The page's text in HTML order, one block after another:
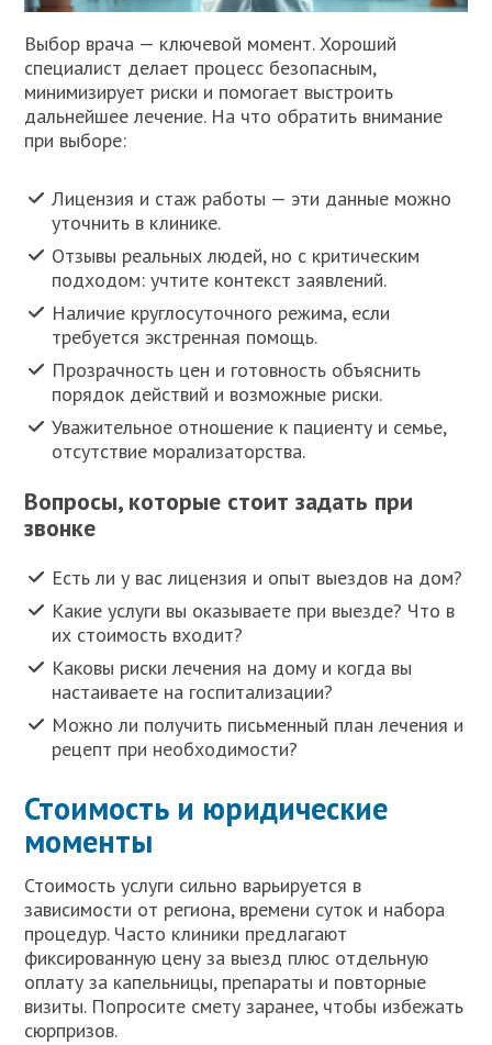
Выбор врача — ключевой момент. Хороший
специалист делает процесс безопасным,
минимизирует риски и помогает выстроить
дальнейшее лечение. На что обратить внимание
при выборе:
Лицензия и стаж работы — эти данные можно
уточнить в клинике.
Отзывы реальных людей, но с критическим
подходом: учтите контекст заявлений.
Наличие круглосуточного режима, если
требуется экстренная помощь.
Прозрачность цен и готовность объяснить
порядок действий и возможные риски.
Уважительное отношение к пациенту и семье,
отсутствие морализаторства.
Вопросы, которые стоит задать при
звонке
Есть ли у вас лицензия и опыт выездов на дом?
Какие услуги вы оказываете при выезде? Что в
их стоимость входит?
Каковы риски лечения на дому и когда вы
настаиваете на госпитализации?
Можно ли получить письменный план лечения и
рецепт при необходимости?
Стоимость и юридические
моменты
Стоимость услуги сильно варьируется в
зависимости от региона, времени суток и набора
процедур. Часто клиники предлагают
фиксированную цену за выезд плюс отдельную
оплату за капельницы, препараты и повторные
визиты. Попросите смету заранее, чтобы избежать
сюрпризов.